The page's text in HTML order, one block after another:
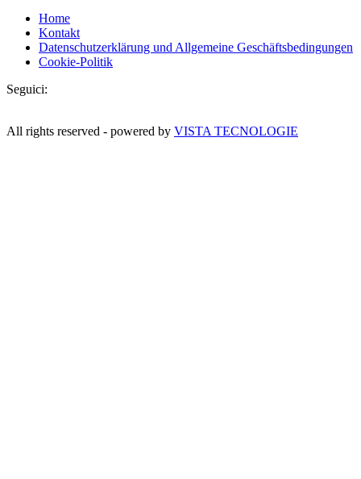
Home
Kontakt
Datenschutzerklärung und Allgemeine Geschäftsbedingungen
Cookie-Politik
Seguici:
All rights reserved - powered by VISTA TECNOLOGIE